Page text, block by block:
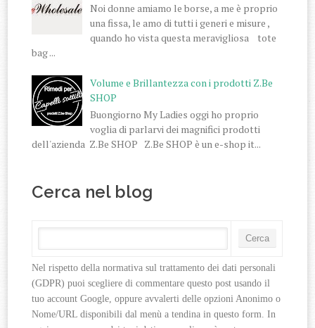
Noi donne amiamo le borse, a me è proprio
una fissa, le amo di tutti i generi e misure ,
quando ho vista questa meravigliosa tote
bag ...
Volume e Brillantezza con i prodotti Z.Be
SHOP
Buongiorno My Ladies oggi ho proprio
voglia di parlarvi dei magnifici prodotti
dell'azienda Z.Be SHOP Z.Be SHOP è un e-shop it...
Cerca nel blog
Nel rispetto della normativa sul trattamento dei dati personali
(GDPR) puoi scegliere di commentare questo post usando il
tuo account Google, oppure avvalerti delle opzioni Anonimo o
Nome/URL disponibili dal menù a tendina in questo form. In